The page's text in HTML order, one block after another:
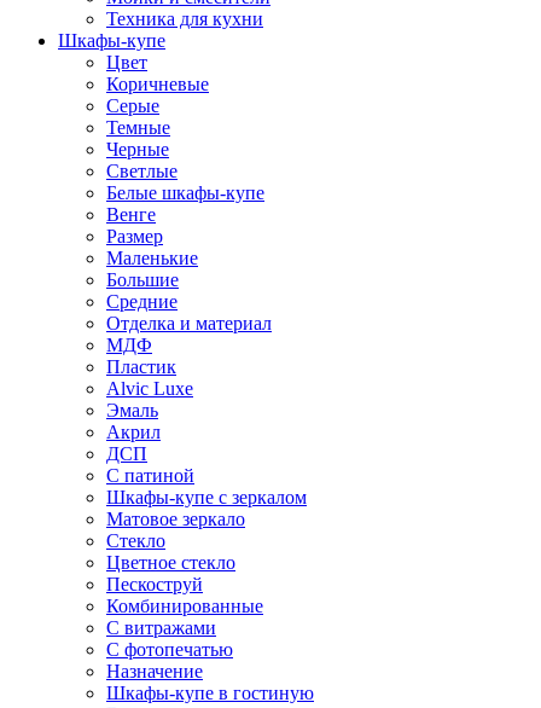
Техника для кухни
Шкафы-купе
Цвет
Коричневые
Серые
Темные
Черные
Светлые
Белые шкафы-купе
Венге
Размер
Маленькие
Большие
Средние
Отделка и материал
МДФ
Пластик
Alvic Luxe
Эмаль
Акрил
ДСП
С патиной
Шкафы-купе с зеркалом
Матовое зеркало
Стекло
Цветное стекло
Пескоструй
Комбинированные
С витражами
С фотопечатью
Назначение
Шкафы-купе в гостиную